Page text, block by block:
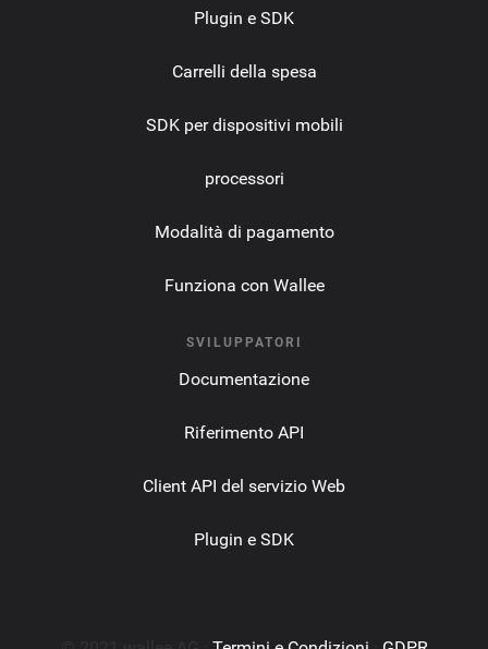
Plugin e SDK
Carrelli della spesa
SDK per dispositivi mobili
processori
Modalità di pagamento
Funziona con Wallee
SVILUPPATORI
Documentazione
Riferimento API
Client API del servizio Web
Plugin e SDK